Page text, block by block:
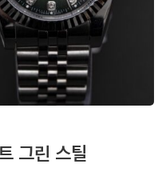
그린 스틸